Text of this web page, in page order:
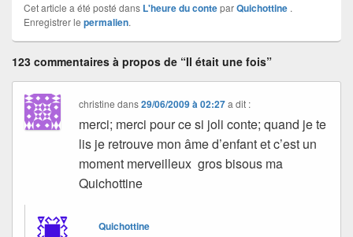
Cet article a été posté dans L'heure du conteparQuichottine .
Enregistrer le permalien.
123 commentaires à propos de “Il était une fois”
christine dans29/06/2009 à 02:27 a dit :
merci; merci pour ce si joli conte; quand je te
lis je retrouve mon âme d’enfant et c’est un
moment merveilleux gros bisous ma
Quichottine
Quichottine